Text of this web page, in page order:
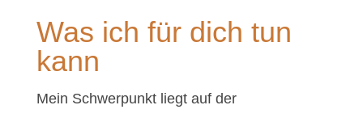
Was ich für dich tun
kann
Mein Schwerpunkt liegt auf der